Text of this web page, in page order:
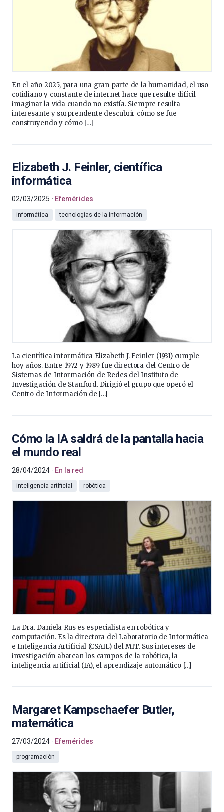
En el año 2025, para una gran parte de la humanidad, el uso
cotidiano y constante de internet hace que resulte difícil
imaginar la vida cuando no existía. Siempre resulta
interesante y sorprendente descubrir cómo se fue
construyendo y cómo […]
Elizabeth J. Feinler, científica
informática
02/03/2025 Efemérides
informática tecnologías de la información
La científica informática Elizabeth J. Feinler (1931) cumple
hoy años. Entre 1972 y 1989 fue directora del Centro de
Sistemas de Información de Redes del Instituto de
Investigación de Stanford. Dirigió el grupo que operó el
Centro de Información de […]
Cómo la IA saldrá de la pantalla hacia
el mundo real
28/04/2024 En la red
inteligencia artificial robótica
La Dra. Daniela Rus es especialista en robótica y
computación. Es la directora del Laboratorio de Informática
e Inteligencia Artificial (CSAIL) del MIT. Sus intereses de
investigación abarcan los campos de la robótica, la
inteligencia artificial (IA), el aprendizaje automático […]
Margaret Kampschaefer Butler,
matemática
27/03/2024 Efemérides
programación